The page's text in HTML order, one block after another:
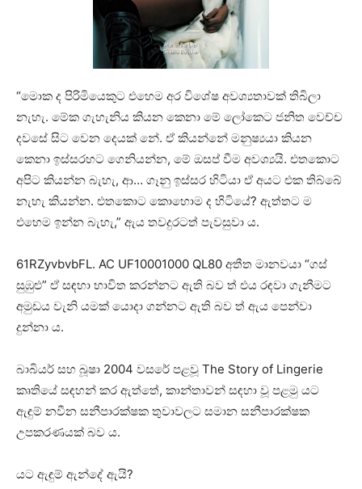
“මොක ද පිරිමියෙකුට එහෙම අර විශේෂ අවශ්‍යතාවක් තිබිලා
නැහැ. මේක ගැහැනිය කියන කෙනා මේ ලෝකෙට ජනිත වෙච්ච
දවසේ සිට වෙන දෙයක් නේ. ඒ කියන්නේ මනුෂ්‍යයා කියන
කෙනා ඉස්සරහට ගෙනියන්න, මේ ඔසප් වීම අවශ්‍යයි. එතකොට
අපිට කියන්න බැහැ, ආ… ගෑනු ඉස්සර හිටියා ඒ අයට එක තිබ්බේ
නැහැ කියන්න. එතකොට කොහොම ද හිටියේ? ඇත්තට ම
එහෙම ඉන්න බැහැ,” ඇය තවදුරටත් පැවසුවා ය.
61RZyvbvbFL. AC UF10001000 QL80 අතීත මානවයා “ගස්
සුඹුළු” ඒ සඳහා භාවිත කරන්නට ඇති බව ත් එය රඳවා ගැනීමට
අමුඩය වැනි යමක් යොදා ගන්නට ඇති බව ත් ඇය පෙන්වා
දුන්නා ය.
බාබියර් සහ බූෂා 2004 වසරේ පළවූ The Story of Lingerie
කෘතියේ සඳහන් කර ඇත්තේ, කාන්තාවන් සඳහා වූ පළමු යට
ඇඳුම් නවීන සනීපාරක්ෂක තුවාවලට සමාන සනීපාරක්ෂක
උපකරණයක් බව ය.
යට ඇඳුම් ඇන්දේ ඇයි?